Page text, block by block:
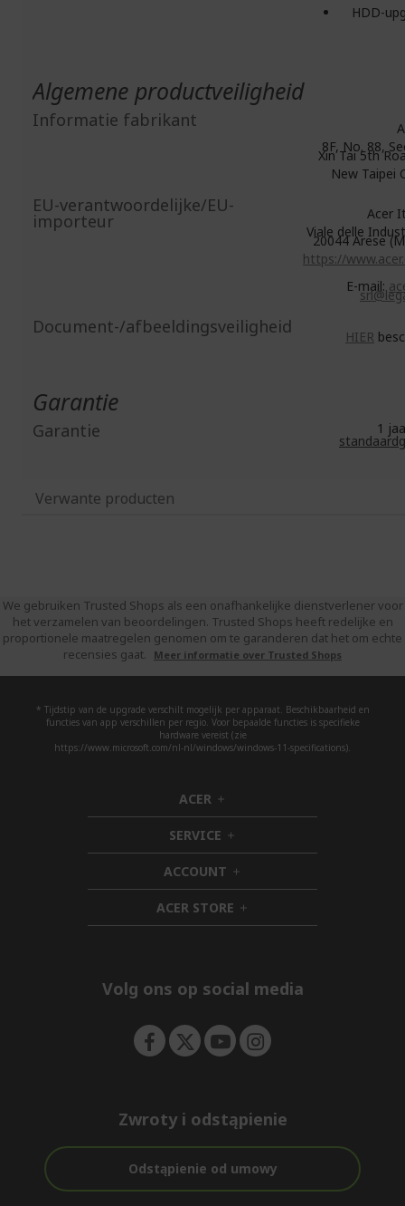
HDD-
Algemene productveiligheid
Informatie fabrikant
8F, No. 88,
Xin Tai 5th
New Taipei
EU-verantwoordelijke/EU-
importeur
Acer
Viale delle
20044 Arese
https://
E-mail:
Document-/afbeeldingsveiligheid HIER
Garantie
Garantie 1
Verwante producten
We gebruiken Trusted Shops als een onafhankelijke dienstverlener voor
het verzamelen van beoordelingen. Trusted Shops heeft redelijke en
proportionele maatregelen genomen om te garanderen dat het om echte
recensies gaat.
Meer informatie over Trusted Shops
* Tijdstip van de upgrade verschilt mogelijk per apparaat. Beschikbaarheid en
functies van app verschillen per regio. Voor bepaalde functies is specifieke
hardware vereist (zie
https://www.microsoft.com/nl-nl/windows/windows-11-specifications).
ACER h
i
d
d
e
n
SERVICE h
i
d
d
e
n
ACCOUNT h
i
d
d
ACER STORE h
i
e
Volg ons op social media
Zwroty i odstąpienie
Odstąpienie od umowy